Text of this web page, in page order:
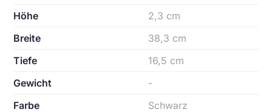
Höhe
2,3 cm
Breite
38,3 cm
Tiefe
16,5 cm
Gewicht
-
Farbe
Schwarz